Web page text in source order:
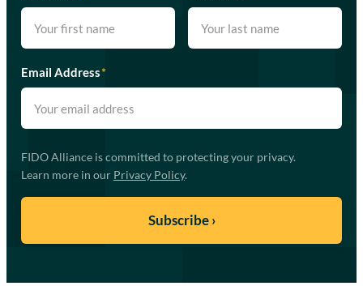
Email Address*
FIDO Alliance is committed to protecting your privacy.
Learn more in our Privacy Policy.